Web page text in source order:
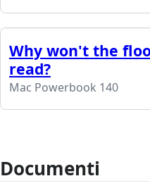
Why won't the
read?
Mac Powerbook 140
Documenti